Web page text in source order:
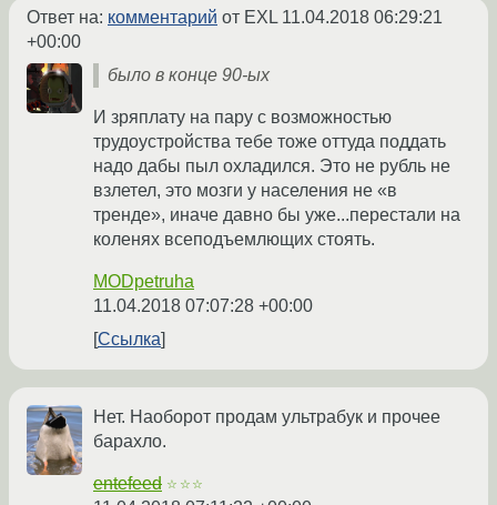
Ответ на: комментарий от EXL 11.04.2018 06:29:21
+00:00
было в конце 90-ых
И зряплату на пару с возможностью
трудоустройства тебе тоже оттуда поддать
надо дабы пыл охладился. Это не рубль не
взлетел, это мозги у населения не «в
тренде», иначе давно бы уже...перестали на
коленях всеподъемлющих стоять.
MODpetruha
11.04.2018 07:07:28 +00:00
Ссылка
Нет. Наоборот продам ультрабук и прочее
барахло.
entefeed ☆☆☆